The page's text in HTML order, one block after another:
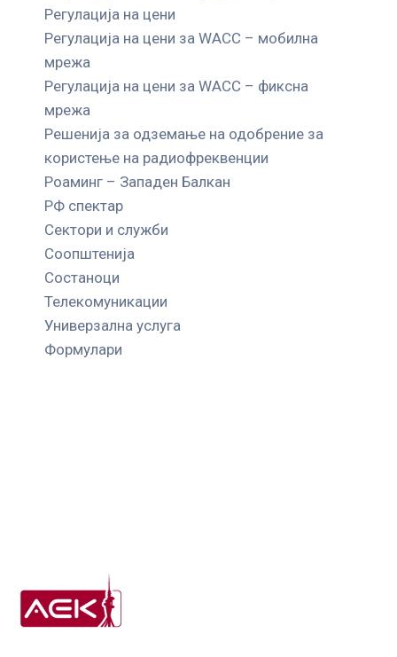
Регулација на цени
Регулација на цени за WACC – мобилна
мрежа
Регулација на цени за WACC – фиксна
мрежа
Решенија за одземање на одобрение за
користење на радиофреквенции
Роаминг – Западен Балкан
РФ спектар
Сектори и служби
Соопштенија
Состаноци
Телекомуникации
Универзална услуга
Формулари